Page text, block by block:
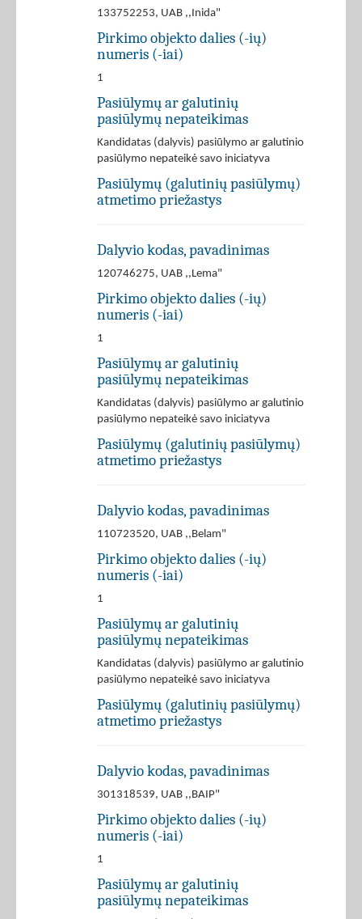
133752253, UAB ,,Inida"
Pirkimo objekto dalies (-ių)
numeris (-iai)
1
Pasiūlymų ar galutinių
pasiūlymų nepateikimas
Kandidatas (dalyvis) pasiūlymo ar galutinio
pasiūlymo nepateikė savo iniciatyva
Pasiūlymų (galutinių pasiūlymų)
atmetimo priežastys
Dalyvio kodas, pavadinimas
120746275, UAB ,,Lema"
Pirkimo objekto dalies (-ių)
numeris (-iai)
1
Pasiūlymų ar galutinių
pasiūlymų nepateikimas
Kandidatas (dalyvis) pasiūlymo ar galutinio
pasiūlymo nepateikė savo iniciatyva
Pasiūlymų (galutinių pasiūlymų)
atmetimo priežastys
Dalyvio kodas, pavadinimas
110723520, UAB ,,Belam"
Pirkimo objekto dalies (-ių)
numeris (-iai)
1
Pasiūlymų ar galutinių
pasiūlymų nepateikimas
Kandidatas (dalyvis) pasiūlymo ar galutinio
pasiūlymo nepateikė savo iniciatyva
Pasiūlymų (galutinių pasiūlymų)
atmetimo priežastys
Dalyvio kodas, pavadinimas
301318539, UAB ,,BAIP"
Pirkimo objekto dalies (-ių)
numeris (-iai)
1
Pasiūlymų ar galutinių
pasiūlymų nepateikimas